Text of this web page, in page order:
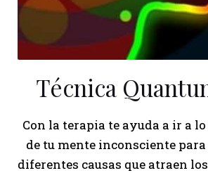
Técnica
Con la terapia te ayuda a ir a
de tu mente inconsciente
diferentes causas que atraen